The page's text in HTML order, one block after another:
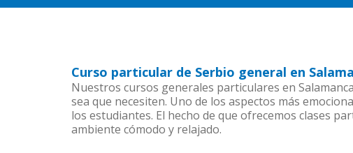
Curso particular de Serbio general en
Nuestros cursos generales particulares en
sea que necesiten. Uno de los aspectos más
los estudiantes. El hecho de que ofrecemos clases
ambiente cómodo y relajado.